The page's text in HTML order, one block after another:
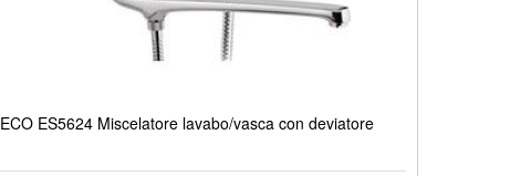
ECO ES5624 Miscelatore lavabo/vasca con deviatore